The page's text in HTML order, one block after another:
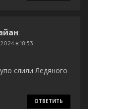
:
в 18:53
слили Ледяного
ОТВЕТИТЬ